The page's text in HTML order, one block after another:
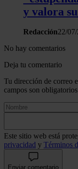
y valora
Redacción22/
No hay comentarios
Deja tu comentario
Tu dirección de correo
campos son obligatorios
Este sitio web está
privacidad y Términos
Enviar comentario